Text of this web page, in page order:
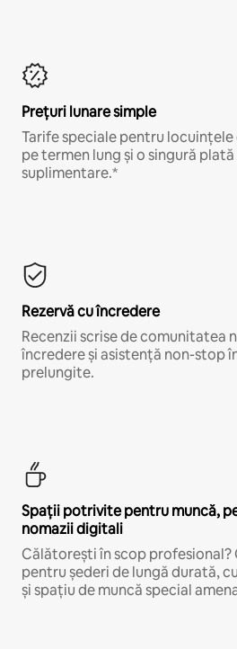
Prețuri lunare simple
Tarife speciale pentru
pe termen lung și o singură
suplimentare.*
Rezervă cu încredere
Recenzii scrise de comunitatea
încredere și asistență non-stop
prelungite.
Spații potrivite pentru muncă,
nomazii digitali
Călătorești în scop profesional?
pentru șederi de lungă durată,
și spațiu de muncă special